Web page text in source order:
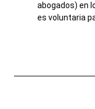
abogados) en
es voluntaria